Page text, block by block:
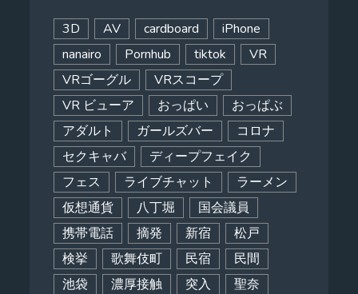
3D AV cardboard
iPhone
nanairo
Pornhub tiktok
VR
VRゴーグル
VRスコープ
VR ビューア
おっぱい
おっぱぶ
アダルト
ガールズバー
コロナ
セクキャバ
ディープフェイク
フェス
ライブチャット
ラーメン
仮想通貨
八丁堀
国会議員
携帯電話
摘発 新宿
松戸
検挙
歌舞伎町 民宿
民間
池袋
濃厚接触 突入
聖奈